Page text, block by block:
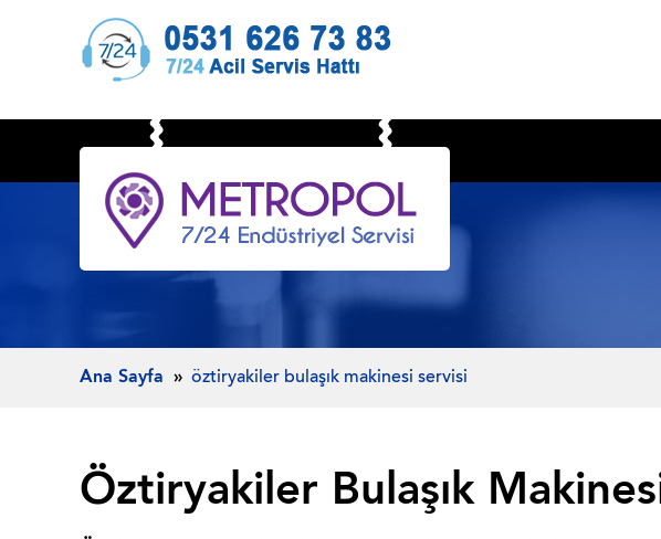
Ana Sayfa öztiryakiler bulaşık makinesi servisi
Öztiryakiler Bulaşık